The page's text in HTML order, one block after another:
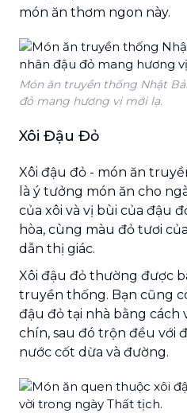
món ăn thơm ngon này.
Món ăn truyền thống Nhật
đỏ mang hương vị mới lạ.
Xôi Đậu Đỏ
Xôi đậu đỏ - món ăn
là ý tưởng món ăn cho
của xôi và vị bùi của đậu
hòa, cùng màu đỏ tươi
dẫn thị giác.
Xôi đậu đỏ thường được
truyền thống. Bạn cũng
đậu đỏ tại nhà bằng cách
chín, sau đó trộn đều với
nước cốt dừa và đường.